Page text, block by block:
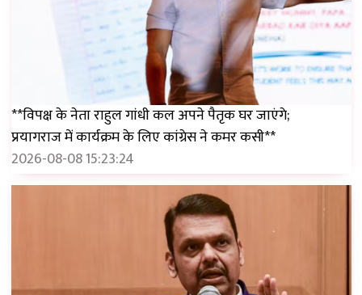
**विपक्ष के नेता राहुल गांधी कल अपने पैतृक घर जाएंगे;
प्रयागराज में कार्यक्रम के लिए कांग्रेस ने कमर कसी**
2026-08-08 15:23:24